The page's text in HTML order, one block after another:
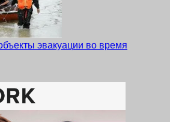
эвакуации во время